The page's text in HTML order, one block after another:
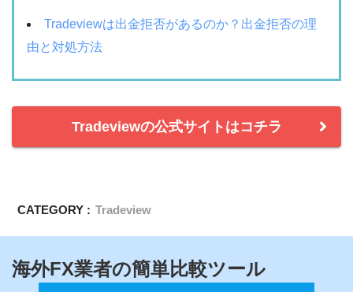
Tradeviewは出金拒否があるのか？出金拒否の理
由と対処方法
Tradeviewの公式サイトはコチラ
CATEGORY : Tradeview
海外FX業者の簡単比較ツール